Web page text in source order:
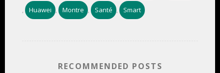
, Huawei , Montre , Santé , Smart
RECOMMENDED POSTS